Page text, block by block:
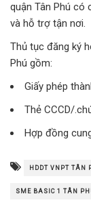
quận Tân Phú có
và hỗ trợ tận nơi.
Thủ tục đăng ký
Phú gồm:
Giấy phép
Thẻ CCCD/
Hợp đồng
HDDT VNPT TÂN
SME BASIC 1 TÂN